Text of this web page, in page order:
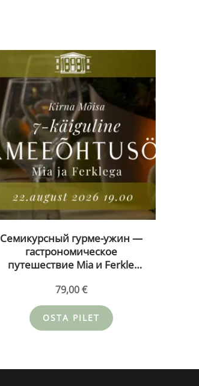
Семикурсный гурме-ужин —
гастрономическое
путешествие Mia и Ferkle
79,00€
OSTA PILET